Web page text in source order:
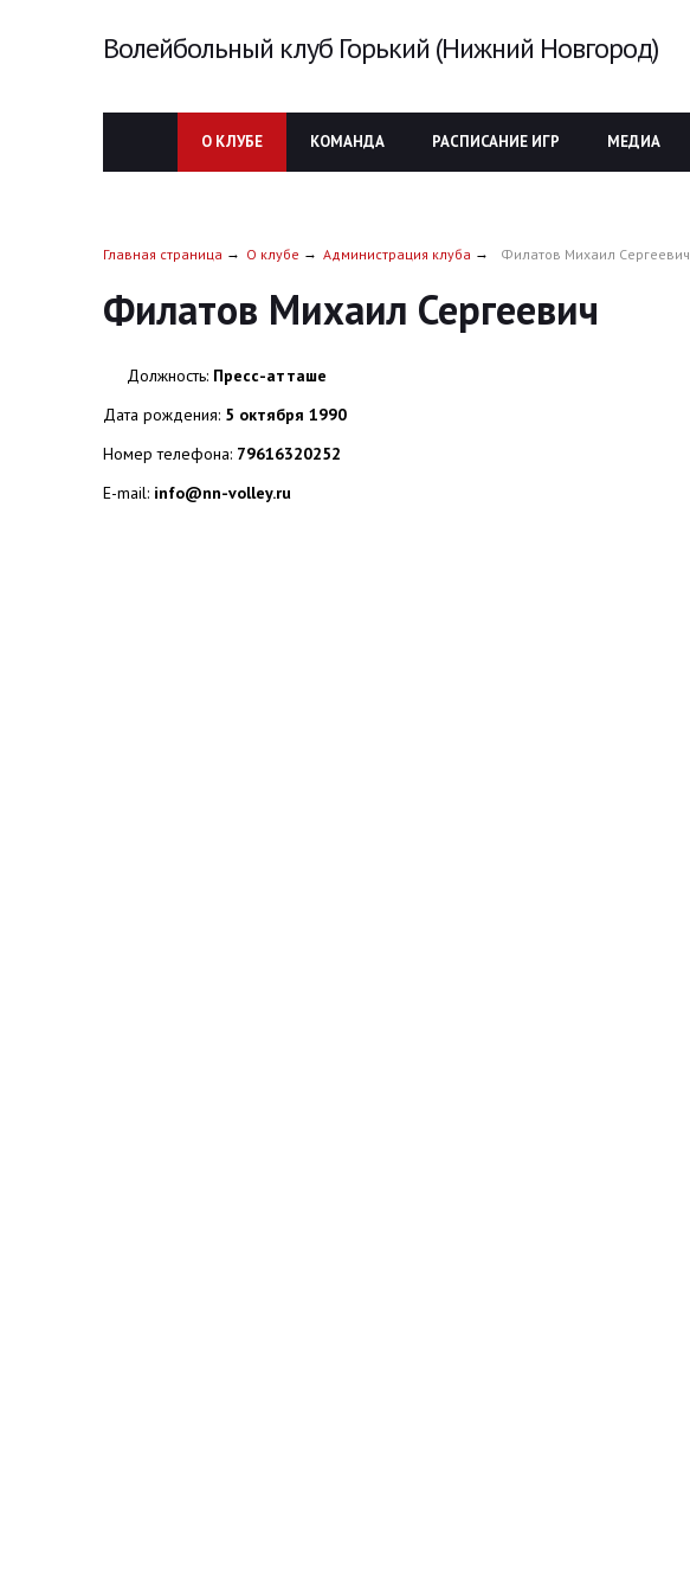
Волейбольный клуб Горький (Нижний Новгород)
О КЛУБЕ КОМАНДА РАСПИСАНИЕ ИГР МЕДИА
Главная страница О клубе Администрация клуба Филатов Михаил Сергеевич
Филатов Михаил Сергеевич
Должность: Пресс-атташе
Дата рождения: 5 октября 1990
Номер телефона: 79616320252
E-mail: info@nn-volley.ru